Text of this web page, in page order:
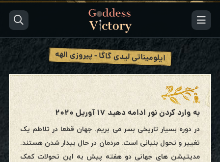
ایلومیناتی لیدی گاگا - پیروزی الهه
به وارد کردن نور ادامه دهید ۱۷ آوریل ۲۰۲۰
در دوره بسیار تاریخی بسر می بریم. جهان قطعا در تلاطم یک
تغییر و تحول بنیانی است. مردمان در حال بیدار شدن هستند.
مدیتیشن های جهانی دو هفته پیش به این تحولات کمک